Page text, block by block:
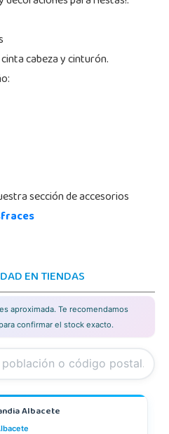
cabeza y cinturón.
sección de accesorios
EN TIENDAS
aproximada. Te recomendamos
confirmar el stock exacto.
Albacete